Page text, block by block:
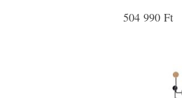
504 990 Ft